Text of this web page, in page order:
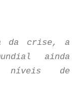
da crise, a
ainda
níveis de